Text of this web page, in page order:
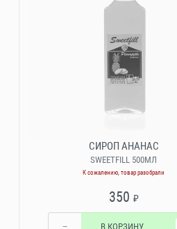
СИРОП АНАНАС
SWEETFILL 500МЛ
К сожалению, товар разобрали
350 ₽
− В КОРЗИНУ